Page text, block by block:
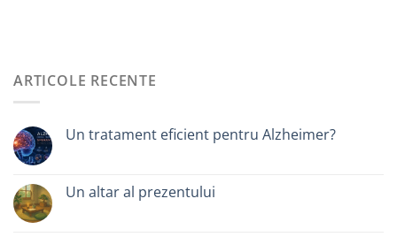
ARTICOLE RECENTE
Un tratament eficient pentru Alzheimer?
Un altar al prezentului